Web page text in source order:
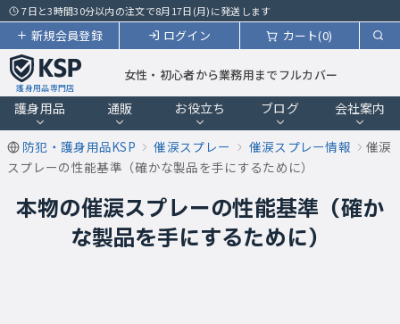
7日と3時間30分以内の注文で8月17日(月)に発送します
カート(0)
ログイン
新規会員登録
護身用品専門店
女性・初心者から業務用までフルカバー
護身用品 通販 お役立ち ブログ 会社案内
防犯・護身用品KSP 催涙スプレー 催涙スプレー情報
催涙
スプレーの性能基準（確かな製品を手にするために）
本物の催涙スプレーの性能基準（確か
な製品を手にするために）